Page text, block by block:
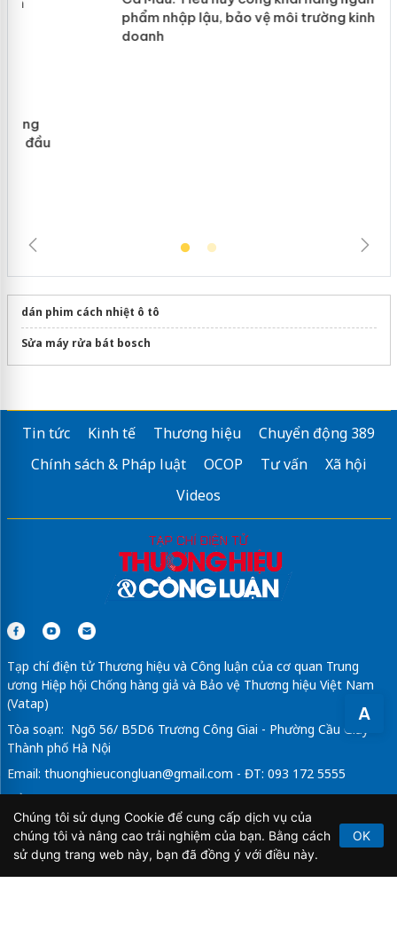
A
hàng giả mạo nhãn hiệu Adidas, Nike
dán phim cách nhiệt ô tô
Sửa máy rửa bát bosch
Tin tức Kinh tế Thương hiệu
Chuyển động 389
Chính sách & Pháp luật
OCOP Tư vấn
Xã hội
Videos
Tạp chí điện tử Thương hiệu và Công luận của cơ quan Trung
ương Hiệp hội Chống hàng giả và Bảo vệ Thương hiệu Việt Nam
(Vatap)
Tòa soạn: Ngõ 56/ B5D6 Trương Công Giai - Phường Cầu Giấy -
Thành phố Hà Nội
Email: thuonghieucongluan@gmail.com - ĐT: 093 172 5555
Tổng Biên Tập: Vũ Đức Thuận
Giấy phép hoạt động báo chí điện tử số 64/GP-BTTTT do Bộ
Thông tin và Truyền thông cấp ngày 21/2/2020.
Chúng tôi sử dụng Cookie để cung cấp dịch vụ của
chúng tôi và nâng cao trải nghiệm của bạn. Bằng cách
sử dụng trang web này, bạn đã đồng ý với điều này.
OK